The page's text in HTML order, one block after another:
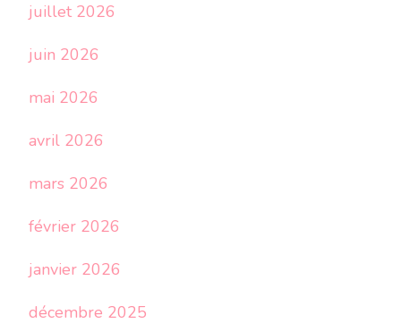
juillet 2026
juin 2026
mai 2026
avril 2026
mars 2026
février 2026
janvier 2026
décembre 2025